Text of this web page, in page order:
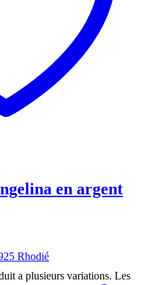
en argent
a plusieurs variations. Les